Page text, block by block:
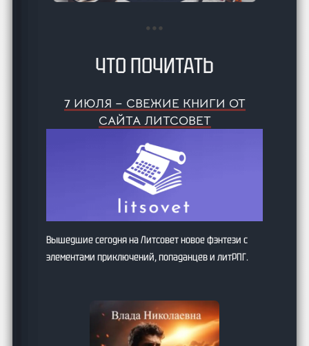
ЧТО ПОЧИТАТЬ
7 ИЮЛЯ – СВЕЖИЕ КНИГИ ОТ
САЙТА ЛИТСОВЕТ
Вышедшие сегодня на Литсовет новое фэнтези с
элементами приключений, попаданцев и литРПГ.